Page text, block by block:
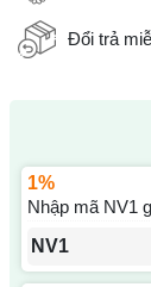
Đổi trả
1%
Nhập mã NV1
NV1